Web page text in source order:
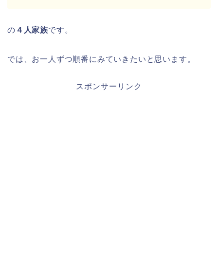
の ４人家族です。
では、お一人ずつ順番にみていきたいと思います。
スポンサーリンク